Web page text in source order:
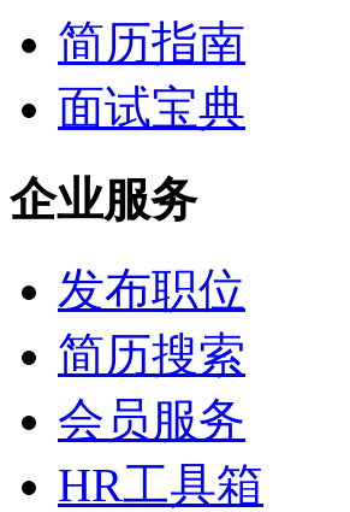
简历指南
面试宝典
企业服务
发布职位
简历搜索
会员服务
HR工具箱